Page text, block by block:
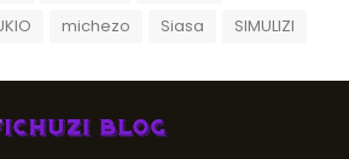
michezo Siasa SIMULIZI